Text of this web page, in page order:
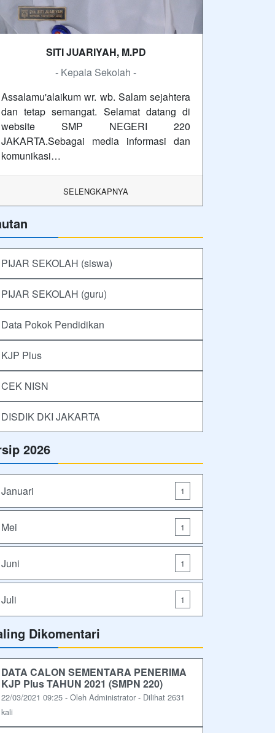
SITI JUARIYAH, M.PD
- Kepala Sekolah -
Assalamu'alaikum wr. wb. Salam sejahtera
dan tetap semangat. Selamat datang di
website SMP NEGERI 220
JAKARTA.Sebagai media informasi dan
komunikasi…
SELENGKAPNYA
PIJAR SEKOLAH (siswa)
PIJAR SEKOLAH (guru)
Data Pokok Pendidikan
KJP Plus
CEK NISN
DISDIK DKI JAKARTA
2026
Januari 1
Mei 1
Juni 1
Juli 1
Dikomentari
DATA CALON SEMENTARA PENERIMA
KJP Plus TAHUN 2021 (SMPN 220)
22/03/2021 09:25 - Oleh Administrator - Dilihat 2631
kali